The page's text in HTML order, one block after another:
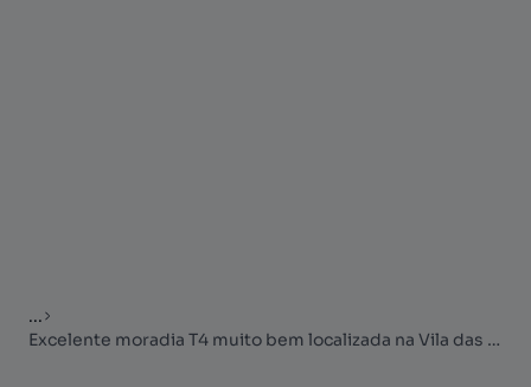
...
Excelente moradia T4 muito bem localizada na Vila das Lajes, ilha Terc